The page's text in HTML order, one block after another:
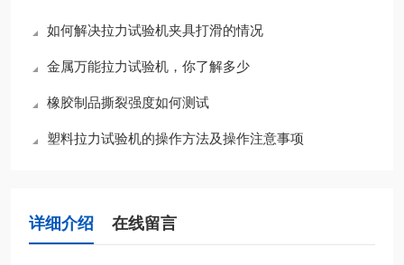
如何解决拉力试验机夹具打滑的情况
金属万能拉力试验机，你了解多少
橡胶制品撕裂强度如何测试
塑料拉力试验机的操作方法及操作注意事项
详细介绍 在线留言